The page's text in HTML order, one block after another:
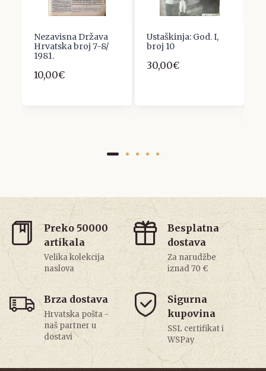
Nezavisna Država
Hrvatska broj 7-8/
1981.
10,00€
Ustaškinja: God. I,
broj 10
30,00€
Preko 50000
artikala
Velika kolekcija
naslova
Besplatna
dostava
Za narudžbe
iznad 70 €
Brza dostava
Hrvatska pošta -
naš partner u
dostavi
Sigurna
kupovina
SSL certifikat i
WSPay